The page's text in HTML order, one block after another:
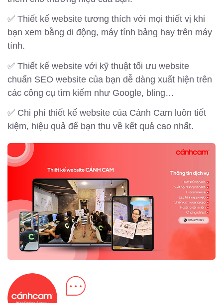
✅ Thiết kế website tương thích với mọi thiết vị khi
bạn xem bằng di động, máy tính bảng hay trên máy
tính.
✅ Thiết kế website với kỹ thuật tối ưu website
chuẩn SEO website của bạn dễ dàng xuất hiện trên
các công cụ tìm kiếm như Google, bling…
✅ Chi phí thiết kế website của Cánh Cam luôn tiết
kiệm, hiệu quả để bạn thu về kết quả cao nhất.